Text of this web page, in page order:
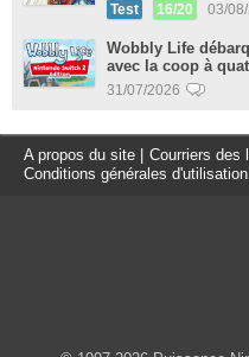
Test 16/20 03/
Wobbly Life
avec la coop à
31/07/2026
A propos du site Courriers des
Conditions générales d'utilisation